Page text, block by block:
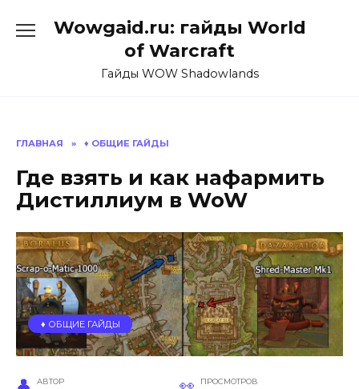
Wowgaid.ru: гайды World
of Warcraft
Гайды WOW Shadowlands
ГЛАВНАЯ » ♦️ ОБЩИЕ ГАЙДЫ
Где взять и как нафармить
Дистиллиум в WoW
♦️ ОБЩИЕ ГАЙДЫ
АВТОР ПРОСМОТРОВ